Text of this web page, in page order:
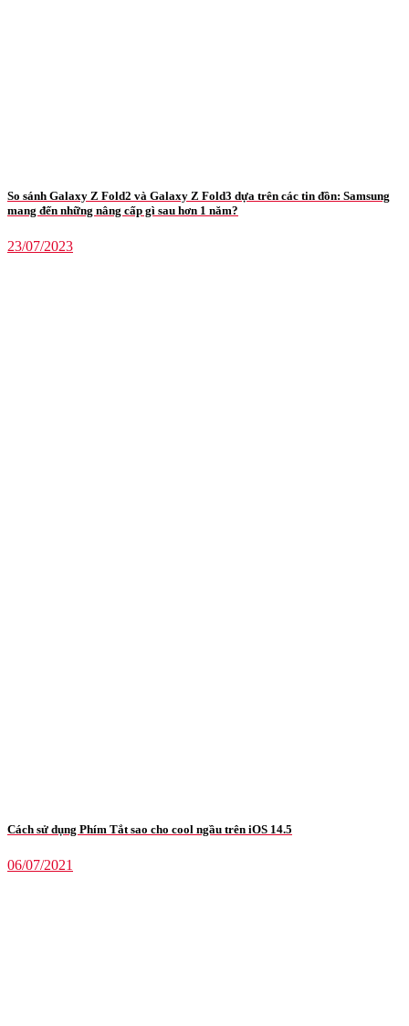
So sánh Galaxy Z Fold2 và Galaxy Z Fold3 dựa trên các tin đồn: Samsung
mang đến những nâng cấp gì sau hơn 1 năm?
23/07/2023
Cách sử dụng Phím Tắt sao cho cool ngầu trên iOS 14.5
06/07/2021